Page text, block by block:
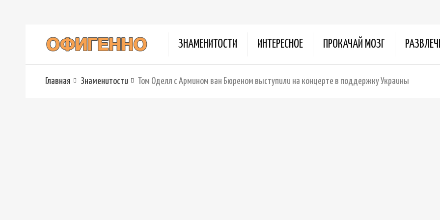
ЗНАМЕНИТОСТИ ИНТЕРЕСНОЕ ПРОКАЧАЙ МОЗГ
Главная Знаменитости Том Оделл с Армином ван Бюреном выступили на концерте в поддержку Украины